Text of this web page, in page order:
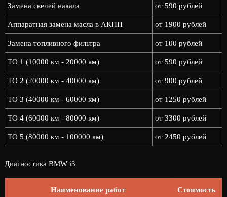
Замена свечей накала от 590 рублей
Аппаратная замена масла в АКПП от 1900 рублей
Замена топливного фильтра от 100 рублей
ТО 1 (10000 км - 20000 км) от 590 рублей
ТО 2 (20000 км - 40000 км) от 900 рублей
ТО 3 (40000 км - 60000 км) от 1250 рублей
ТО 4 (60000 км - 80000 км) от 3300 рублей
ТО 5 (80000 км - 100000 км) от 2450 рублей
Диагностика BMW i3
Наименование работ Стоимость